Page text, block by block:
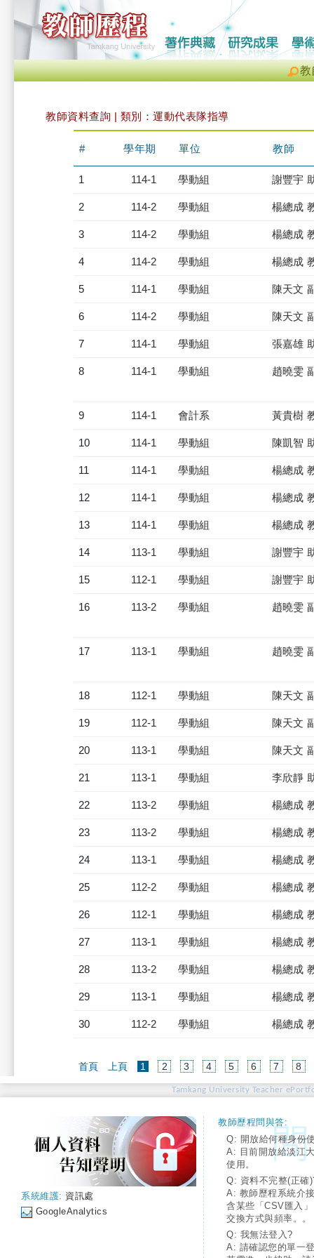
教
教師資料查詢 | 類別：運動代表隊指導
# 學年期 單位 教師
1 114-1 學動組 謝豐宇
2 114-2 學動組 楊總成
3 114-2 學動組 楊總成
4 114-2 學動組 楊總成
5 114-1 學動組 陳天文
6 114-2 學動組 陳天文
7 114-1 學動組 張嘉雄
8 114-1 學動組 趙曉雯
9 114-1 會計系 黃貴樹
10 114-1 學動組 陳凱智
11 114-1 學動組 楊總成
12 114-1 學動組 楊總成
13 114-1 學動組 楊總成
14 113-1 學動組 謝豐宇
15 112-1 學動組 謝豐宇
16 113-2 學動組 趙曉雯
17 113-1 學動組 趙曉雯
18 112-1 學動組 陳天文
19 112-1 學動組 陳天文
20 113-1 學動組 陳天文
21 113-1 學動組 李欣靜
22 113-2 學動組 楊總成
23 113-2 學動組 楊總成
24 113-1 學動組 楊總成
25 112-2 學動組 楊總成
26 112-1 學動組 楊總成
27 113-1 學動組 楊總成
28 113-2 學動組 楊總成
29 113-1 學動組 楊總成
30 112-2 學動組 楊總成
首頁 上頁 1 (current)
2 3 4 5 6 7 8
Tamkang University Teacher
系統維護: 資訊處
GoogleAnalytics
教師歷程問與答:
Q: 開放給何種身份
A: 目前開放給淡江
使用。
Q: 資料不完整(正確
A: 教師歷程系統介
含某些「CSV匯入
交換方式與頻率。。
Q: 我無法登入?
A: 請確認您的單一